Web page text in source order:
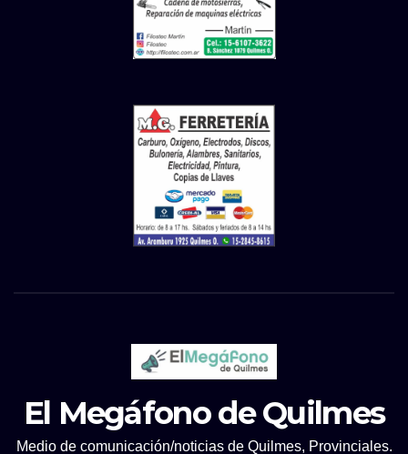
El Megáfono de Quilmes
Medio de comunicación/noticias de Quilmes, Provinciales.